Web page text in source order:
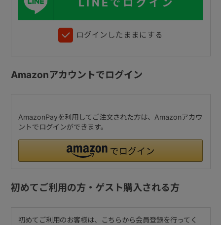
ログインしたままにする
Amazonアカウントでログイン
AmazonPayを利用してご注文された方は、Amazonアカウ
ントでログインができます。
初めてご利用の方・ゲスト購入される方
初めてご利用のお客様は、こちらから会員登録を行ってく